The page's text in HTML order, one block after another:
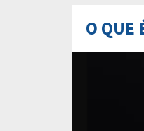
O QUE